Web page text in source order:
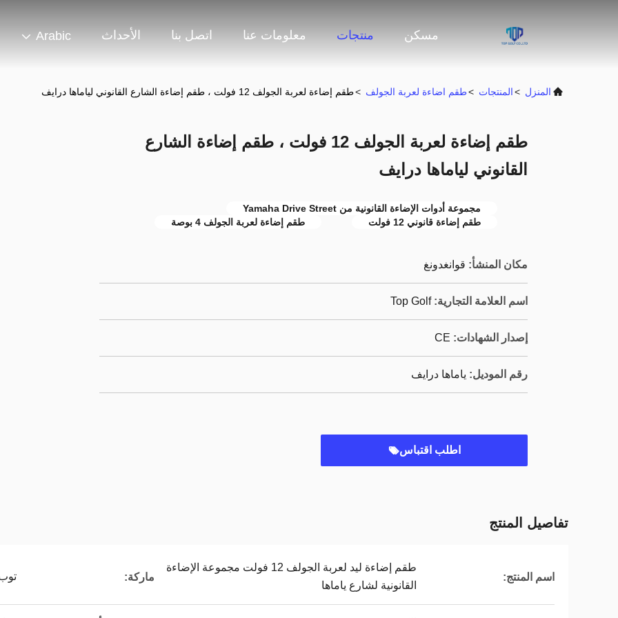
مسكن منتجات معلومات عنا اتصل بنا الأحداث Arabic
المنزل >المنتجات >طقم اضاءة لعربة الجولف >طقم إضاءة لعربة الجولف 12 فولت ، طقم إضاءة الشارع القانوني لياماها درايف
طقم إضاءة لعربة الجولف 12 فولت ، طقم إضاءة الشارع
القانوني لياماها درايف
مجموعة أدوات الإضاءة القانونية من Yamaha Drive Street
طقم إضاءة قانوني 12 فولت
طقم إضاءة لعربة الجولف 4 بوصة
مكان المنشأ: قوانغدونغ
اسم العلامة التجارية: Top Golf
إصدار الشهادات: CE
رقم الموديل: ياماها درايف
اطلب اقتباس
تفاصيل المنتج
اسم المنتج:
طقم إضاءة ليد لعربة الجولف 12 فولت مجموعة الإضاءة
القانونية لشارع ياماها
ماركة: